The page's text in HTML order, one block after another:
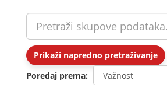
Prikaži napredno pretraživanje
Poredaj prema